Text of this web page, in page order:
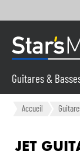
Guitares &
Accueil
JET